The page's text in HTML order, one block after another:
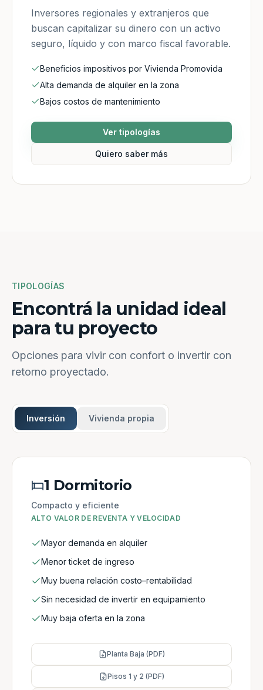
Inversores regionales y extranjeros que
buscan capitalizar su dinero con un activo
seguro, líquido y con marco fiscal favorable.
Beneficios impositivos por Vivienda Promovida
Alta demanda de alquiler en la zona
Bajos costos de mantenimiento
Ver tipologías
Quiero saber más
TIPOLOGÍAS
Encontrá la unidad ideal
para tu proyecto
Opciones para vivir con confort o invertir con
retorno proyectado.
Inversión Vivienda propia
1 Dormitorio
Compacto y eficiente
ALTO VALOR DE REVENTA Y VELOCIDAD
Mayor demanda en alquiler
Menor ticket de ingreso
Muy buena relación costo–rentabilidad
Sin necesidad de invertir en equipamiento
Muy baja oferta en la zona
Planta Baja (PDF)
Pisos 1 y 2 (PDF)